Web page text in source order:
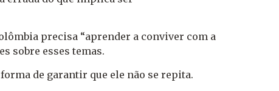
precisa “aprender a conviver com a
sobre esses temas.
de garantir que ele não se repita.